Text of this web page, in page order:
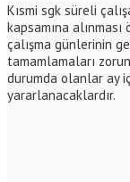
Kısmi sgk süreli
kapsamına
çalışma günlerinin
tamamlamaları
durumda olanlar ay
yararlanacaklardır.